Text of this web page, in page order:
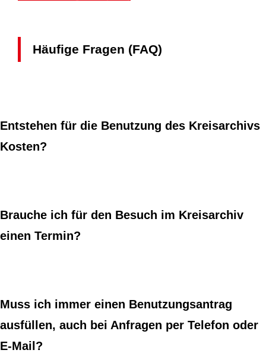
Häufige Fragen (FAQ)
Entstehen für die Benutzung des Kreisarchivs
Kosten?
Brauche ich für den Besuch im Kreisarchiv
einen Termin?
Muss ich immer einen Benutzungsantrag
ausfüllen, auch bei Anfragen per Telefon oder
E-Mail?